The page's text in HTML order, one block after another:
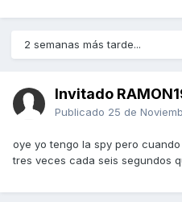
2 semanas más tarde...
Invitado
Publicado 25 de
oye yo tengo la spy pero
tres veces cada seis segundos